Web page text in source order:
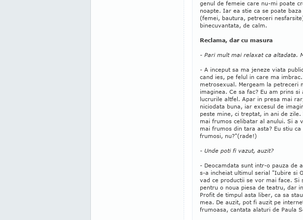
genul de femeie care nu-mi poate
noapte. Iar ea stie ca se poate
(femei, bautura, petreceri
binecuvantata, de calm.
Reclama, dar cu masura
- Pari mult mai relaxat ca altadata.
- A inceput sa ma jeneze viata
cand ies, pe felul in care ma
metrosexual. Mergeam la petreceri
imaginea. Ce sa fac? Eu am prins
lucrurile altfel. Apar in presa mai
niciodata buna, iar excesul de
peste mine, ci treptat, in ani de
mai frumos celibatar al anului. Si a
mai frumos din tara asta? Eu stiu
frumosi, nu?"(rade!)
- Unde poti fi vazut, auzit?
- Deocamdata sunt intr-o pauza de
s-a incheiat ultimul serial "Iubire si
vad ce productii se vor mai face. Si
pentru o noua piesa de teatru, dar
Profit de timpul asta liber, ca sa
mea. De auzit, pot fi auzit pe
frumoasa, cantata alaturi de Paula